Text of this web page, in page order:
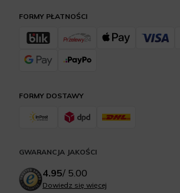
FORMY DOSTAWY
FORMY PŁATNOŚCI
GWARANCJA JAKOŚCI
4.95/ 5.00
Dowiedz się więcej